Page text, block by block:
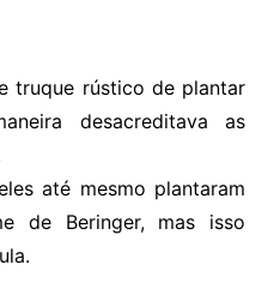
truque rústico de plantar
desacreditava as
até mesmo plantaram
de Beringer, mas isso